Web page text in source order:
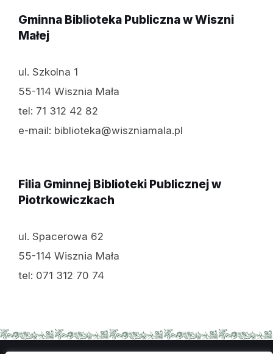
Gminna Biblioteka Publiczna w Wiszni
Małej
ul. Szkolna 1
55-114 Wisznia Mała
tel: 71 312 42 82
e-mail: biblioteka@wiszniamala.pl
Filia Gminnej Biblioteki Publicznej w
Piotrkowiczkach
ul. Spacerowa 62
55-114 Wisznia Mała
tel: 071 312 70 74